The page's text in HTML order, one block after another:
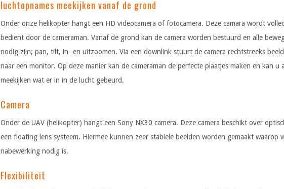
luchtopnames meekijken vanaf de grond
Onder onze helikopter hangt een HD videocamera of fotocamera. Deze camara wordt
bedient door de cameraman. Vanaf de grond kan de camera worden bestuurd en alle
nodig zijn; pan, tilt, in- en uitzoomen. Via een downlink stuurt de camera rechtstreeks
naar een monitor. Op deze manier kan de cameraman de perfecte plaatjes maken en kan u
meekijken wat er in in de lucht gebeurd.
Camera
Onder de UAV (helikopter) hangt een Sony NX30 camera. Deze camera beschikt over
een floating lens systeem. Hiermee kunnen zeer stabiele beelden worden gemaakt waarop
nabewerking nodig is.
Flexibiliteit